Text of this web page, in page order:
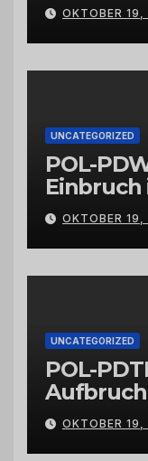
OKTOBER
UNCATEGORIZED
POL-
Wittlich
OKTOBER
UNCATEGORIZED
POL-
OKTOBER